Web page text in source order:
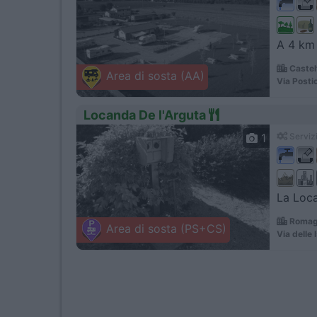
Area di sosta (AA)
A 4
Via
Locanda De l'Arguta
Area di sosta (PS+CS)
1
La
Via delle